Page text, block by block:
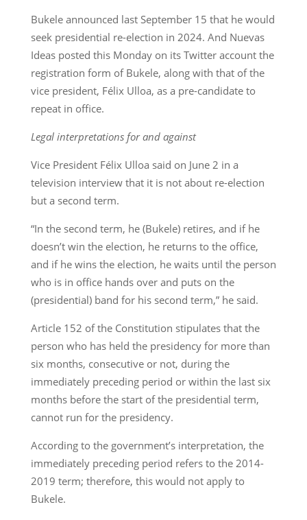
Bukele announced last September 15 that he would
seek presidential re-election in 2024. And Nuevas
Ideas posted this Monday on its Twitter account the
registration form of Bukele, along with that of the
vice president, Félix Ulloa, as a pre-candidate to
repeat in office.
Legal interpretations for and against
Vice President Félix Ulloa said on June 2 in a
television interview that it is not about re-election
but a second term.
“In the second term, he (Bukele) retires, and if he
doesn’t win the election, he returns to the office,
and if he wins the election, he waits until the person
who is in office hands over and puts on the
(presidential) band for his second term,” he said.
Article 152 of the Constitution stipulates that the
person who has held the presidency for more than
six months, consecutive or not, during the
immediately preceding period or within the last six
months before the start of the presidential term,
cannot run for the presidency.
According to the government’s interpretation, the
immediately preceding period refers to the 2014-
2019 term; therefore, this would not apply to
Bukele.